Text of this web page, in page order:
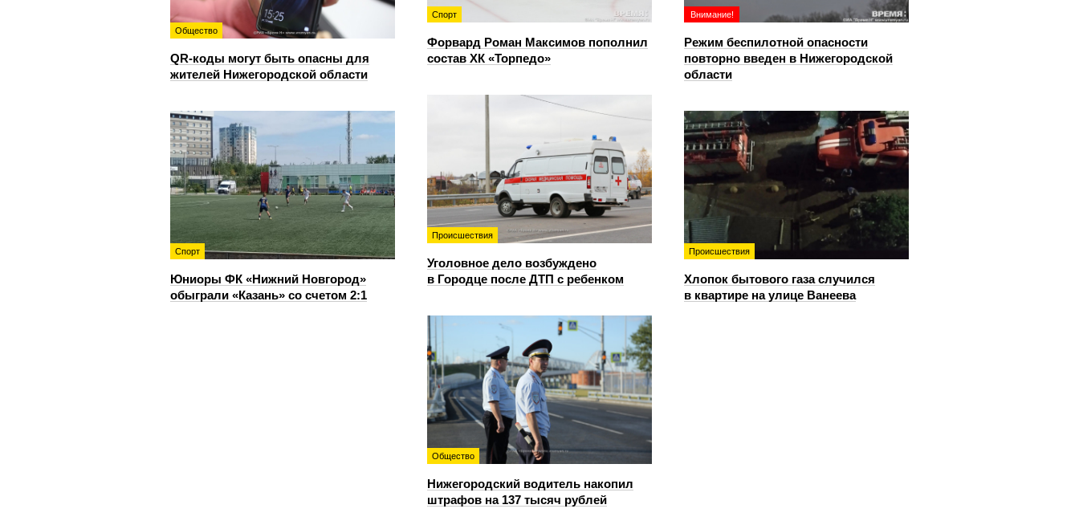
Спорт
Форвард Роман Максимов пополнил
состав ХК «Торпедо»
Внимание!
Режим беспилотной опасности
повторно введен в Нижегородской
области
Общество
QR-коды могут быть опасны для
жителей Нижегородской области
Происшествия
Уголовное дело возбуждено
в Городце после ДТП с ребенком
Спорт
Юниоры ФК «Нижний Новгород»
обыграли «Казань» со счетом 2:1
Происшествия
Хлопок бытового газа случился
в квартире на улице Ванеева
Общество
Нижегородский водитель накопил
штрафов на 137 тысяч рублей